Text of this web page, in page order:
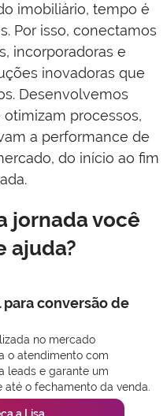
imobiliário, tempo é
Por isso, conectamos
incorporadoras e
inovadoras que
Desenvolvemos
processos,
a performance de
do início ao fim
jornada você
ajuda?
conversão de
no mercado
o atendimento com
leads e garante um
o fechamento da venda.